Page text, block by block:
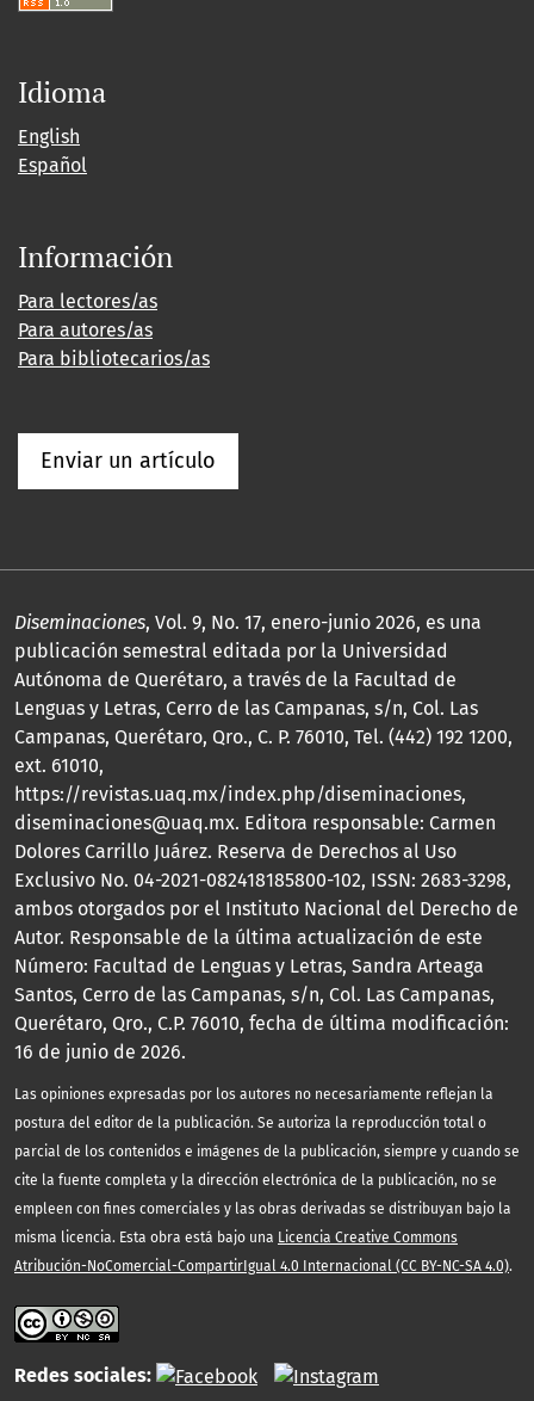
Idioma
English
Español
Información
Para lectores/as
Para autores/as
Para bibliotecarios/as
Enviar un artículo
Diseminaciones, Vol. 9, No. 17, enero-junio 2026, es una
publicación semestral editada por la Universidad
Autónoma de Querétaro, a través de la Facultad de
Lenguas y Letras, Cerro de las Campanas, s/n, Col. Las
Campanas, Querétaro, Qro., C. P. 76010, Tel. (442) 192 1200,
ext. 61010,
https://revistas.uaq.mx/index.php/diseminaciones,
diseminaciones@uaq.mx. Editora responsable: Carmen
Dolores Carrillo Juárez. Reserva de Derechos al Uso
Exclusivo No. 04-2021-082418185800-102, ISSN: 2683-3298,
ambos otorgados por el Instituto Nacional del Derecho de
Autor. Responsable de la última actualización de este
Número: Facultad de Lenguas y Letras, Sandra Arteaga
Santos, Cerro de las Campanas, s/n, Col. Las Campanas,
Querétaro, Qro., C.P. 76010, fecha de última modificación:
16 de junio de 2026.
Las opiniones expresadas por los autores no necesariamente reflejan la
postura del editor de la publicación. Se autoriza la reproducción total o
parcial de los contenidos e imágenes de la publicación, siempre y cuando se
cite la fuente completa y la dirección electrónica de la publicación, no se
empleen con fines comerciales y las obras derivadas se distribuyan bajo la
misma licencia. Esta obra está bajo una Licencia Creative Commons
Atribución-NoComercial-CompartirIgual 4.0 Internacional (CC BY-NC-SA 4.0).
Redes sociales: